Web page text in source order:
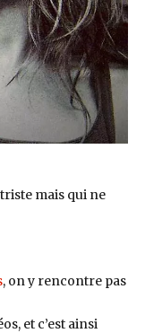
mais qui ne
, on y rencontre pas
et c’est ainsi